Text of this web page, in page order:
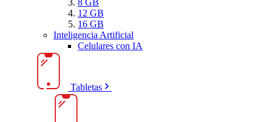
12 GB
16 GB
Inteligencia Artificial
Celulares con IA
Tabletas